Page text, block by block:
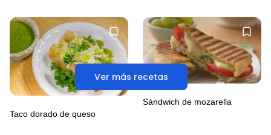
Ver más recetas
Taco dorado de queso
Sándwich de mozarella